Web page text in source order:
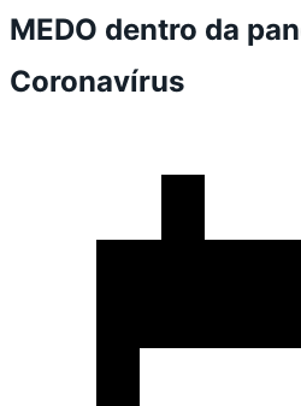
MEDO dentro da
Coronavírus